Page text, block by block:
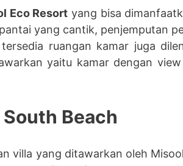
Eco Resort yang bisa
yang cantik, penjemputan
ruangan kamar juga
yaitu kamar dengan
Beach
villa yang ditawarkan oleh